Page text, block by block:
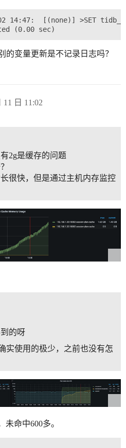
14:47:  [(none)] >SET
的变量更新是不记录日志吗？
11 日 11:02
2g是缓存的问题
很快，但是通过主机内存监控
的呀
实使用的极少，之前也没有怎
未命中600多。